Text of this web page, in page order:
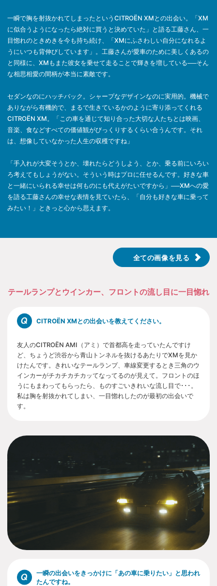
一瞬で胸を射抜かれてしまったというCITROËN XMとの出会い。「XM
に似合うようになったら絶対に買うと決めていた」と語る工藤さん、一
目惚れのときめきを今も持ち続け、「XMにふさわしい自分になれるよ
うにいつも背伸びしています」。工藤さんが愛車のために美しくあるの
と同様に、XMもまた彼女を乗せて走ることで輝きを増している──そん
な相思相愛の間柄が本当に素敵です。
セダンなのにハッチバック。シャープなデザインなのに実用的。機械で
ありながら有機的で、まるで生きているかのように寄り添ってくれる
CITROËN XM。「この車を通じて知り合った大切な人たちとは映画、
音楽、食などすべての価値観がびっくりするくらい合うんです。それ
は、想像していなかった人生の収穫ですね」
「手入れが大変そうとか、壊れたらどうしよう、とか、乗る前にいろい
ろ考えてもしょうがない。そういう時はプロに任せるんです。好きな車
と一緒にいられる幸せは何ものにも代えがたいですから」──XMへの愛
を語る工藤さんの幸せな表情を見ていたら、「自分も好きな車に乗って
みたい！」ときっと心から思えます。
全ての画像を見る
テールランプとウインカー、フロントの流し目に一目惚れ
CITROËN XMとの出会いを教えてください。
友人のCITROËN AMI（アミ）で首都高を走っていたんですけ
ど、ちょうど渋谷から青山トンネルを抜けるあたりでXMを見か
けたんです。きれいなテールランプ、車線変更するとき三角のウ
インカーがチカチカチカッてなってるのが見えて。フロントのほ
うにもまわってもらったら、ものすごいきれいな流し目で･･･。
私は胸を射抜かれてしまい、一目惚れしたのが最初の出会いで
す。
一瞬の出会いをきっかけに「あの車に乗りたい」と思われ
たんですね。